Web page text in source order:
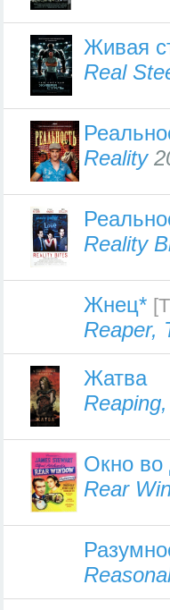
Живая
Real
Reality
Reality
Жнец*
Reaper,
Жатва
Окно во
Rear